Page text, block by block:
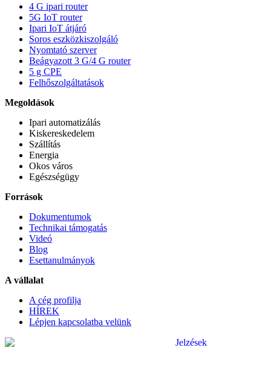
4 G ipari router
5G IoT router
Ipari IoT átjáró
Soros eszközkiszolgáló
Nyomtató szerver
Beágyazott 3 G/4 G router
5 g CPE
Felhőszolgáltatások
Megoldások
Ipari automatizálás
Kiskereskedelem
Szállítás
Energia
Okos város
Egészségügy
Források
Dokumentumok
Technikai támogatás
Videó
Blog
Esettanulmányok
A vállalat
A cég profilja
HÍREK
Lépjen kapcsolatba velünk